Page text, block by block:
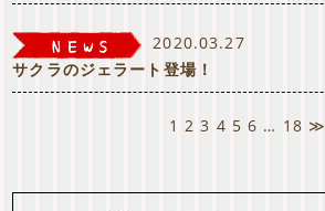
2020.03.27
サクラのジェラート登場！
1 2 3 4 5 6 … 18 ≫